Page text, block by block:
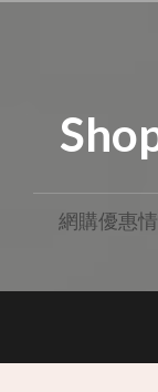
網購優惠